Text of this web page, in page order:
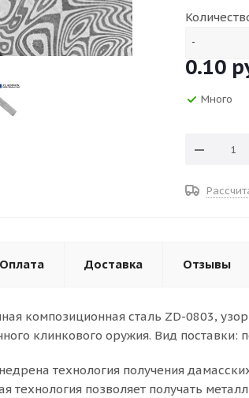
-
0.10
Много
Оплата Доставка Отзывы
композиционная сталь ZD-0803,
клинкового оружия. Вид
технология получения
позволяет получать